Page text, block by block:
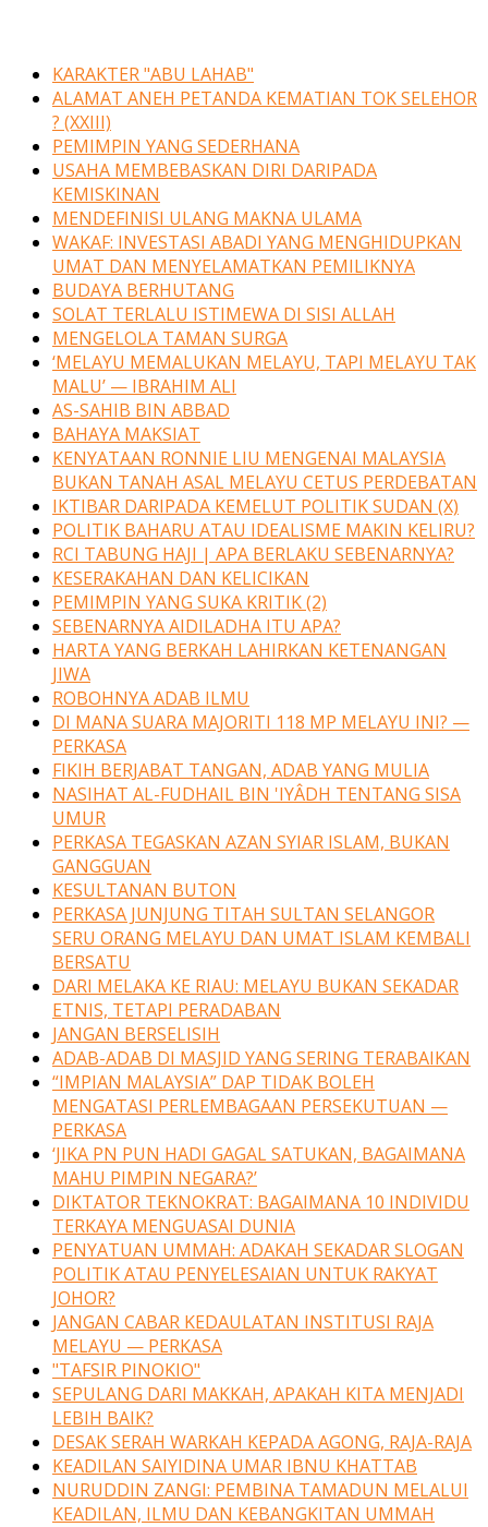
KARAKTER "ABU LAHAB"
ALAMAT ANEH PETANDA KEMATIAN TOK SELEHOR
? (XXIII)
PEMIMPIN YANG SEDERHANA
USAHA MEMBEBASKAN DIRI DARIPADA
KEMISKINAN
MENDEFINISI ULANG MAKNA ULAMA
WAKAF: INVESTASI ABADI YANG MENGHIDUPKAN
UMAT DAN MENYELAMATKAN PEMILIKNYA
BUDAYA BERHUTANG
SOLAT TERLALU ISTIMEWA DI SISI ALLAH
MENGELOLA TAMAN SURGA
‘MELAYU MEMALUKAN MELAYU, TAPI MELAYU TAK
MALU’ — IBRAHIM ALI
AS-SAHIB BIN ABBAD
BAHAYA MAKSIAT
KENYATAAN RONNIE LIU MENGENAI MALAYSIA
BUKAN TANAH ASAL MELAYU CETUS PERDEBATAN
IKTIBAR DARIPADA KEMELUT POLITIK SUDAN (X)
POLITIK BAHARU ATAU IDEALISME MAKIN KELIRU?
RCI TABUNG HAJI | APA BERLAKU SEBENARNYA?
KESERAKAHAN DAN KELICIKAN
PEMIMPIN YANG SUKA KRITIK (2)
SEBENARNYA AIDILADHA ITU APA?
HARTA YANG BERKAH LAHIRKAN KETENANGAN
JIWA
ROBOHNYA ADAB ILMU
DI MANA SUARA MAJORITI 118 MP MELAYU INI? —
PERKASA
FIKIH BERJABAT TANGAN, ADAB YANG MULIA
NASIHAT AL-FUDHAIL BIN 'IYÂDH TENTANG SISA
UMUR
PERKASA TEGASKAN AZAN SYIAR ISLAM, BUKAN
GANGGUAN
KESULTANAN BUTON
PERKASA JUNJUNG TITAH SULTAN SELANGOR
SERU ORANG MELAYU DAN UMAT ISLAM KEMBALI
BERSATU
DARI MELAKA KE RIAU: MELAYU BUKAN SEKADAR
ETNIS, TETAPI PERADABAN
JANGAN BERSELISIH
ADAB-ADAB DI MASJID YANG SERING TERABAIKAN
“IMPIAN MALAYSIA” DAP TIDAK BOLEH
MENGATASI PERLEMBAGAAN PERSEKUTUAN —
PERKASA
‘JIKA PN PUN HADI GAGAL SATUKAN, BAGAIMANA
MAHU PIMPIN NEGARA?’
DIKTATOR TEKNOKRAT: BAGAIMANA 10 INDIVIDU
TERKAYA MENGUASAI DUNIA
PENYATUAN UMMAH: ADAKAH SEKADAR SLOGAN
POLITIK ATAU PENYELESAIAN UNTUK RAKYAT
JOHOR?
JANGAN CABAR KEDAULATAN INSTITUSI RAJA
MELAYU — PERKASA
"TAFSIR PINOKIO"
SEPULANG DARI MAKKAH, APAKAH KITA MENJADI
LEBIH BAIK?
DESAK SERAH WARKAH KEPADA AGONG, RAJA-RAJA
KEADILAN SAIYIDINA UMAR IBNU KHATTAB
NURUDDIN ZANGI: PEMBINA TAMADUN MELALUI
KEADILAN, ILMU DAN KEBANGKITAN UMMAH